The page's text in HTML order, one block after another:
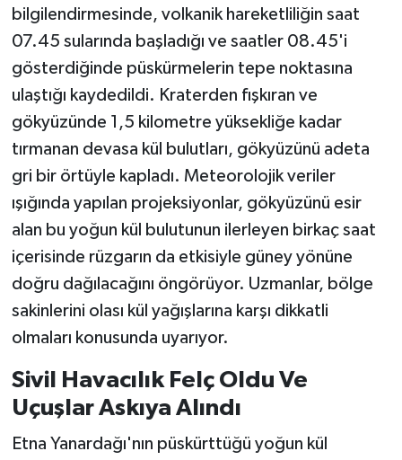
bilgilendirmesinde, volkanik hareketliliğin saat
07.45 sularında başladığı ve saatler 08.45'i
gösterdiğinde püskürmelerin tepe noktasına
ulaştığı kaydedildi. Kraterden fışkıran ve
gökyüzünde 1,5 kilometre yüksekliğe kadar
tırmanan devasa kül bulutları, gökyüzünü adeta
gri bir örtüyle kapladı. Meteorolojik veriler
ışığında yapılan projeksiyonlar, gökyüzünü esir
alan bu yoğun kül bulutunun ilerleyen birkaç saat
içerisinde rüzgarın da etkisiyle güney yönüne
doğru dağılacağını öngörüyor. Uzmanlar, bölge
sakinlerini olası kül yağışlarına karşı dikkatli
olmaları konusunda uyarıyor.
Sivil Havacılık Felç Oldu Ve
Uçuşlar Askıya Alındı
Etna Yanardağı'nın püskürttüğü yoğun kül